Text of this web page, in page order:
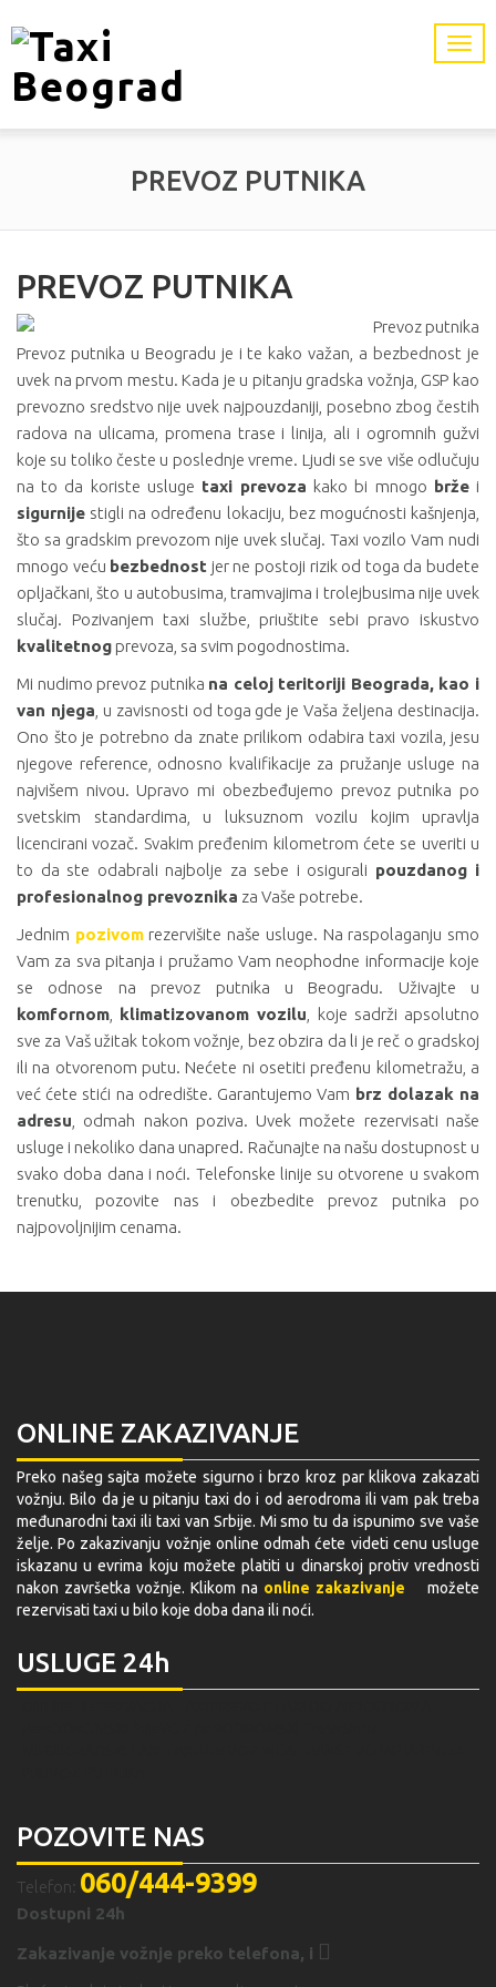
PREVOZ PUTNIKA
PREVOZ PUTNIKA
Prevoz putnika u Beogradu je i te kako važan, a bezbednost je
uvek na prvom mestu. Kada je u pitanju gradska vožnja, GSP kao
prevozno sredstvo nije uvek najpouzdaniji, posebno zbog čestih
radova na ulicama, promena trase i linija, ali i ogromnih gužvi
koje su toliko česte u poslednje vreme. Ljudi se sve više odlučuju
na to da koriste usluge taxi prevoza kako bi mnogo bržei
sigurnije stigli na određenu lokaciju, bez mogućnosti kašnjenja,
što sa gradskim prevozom nije uvek slučaj. Taxi vozilo Vam nudi
mnogo veću bezbednost jer ne postoji rizik od toga da budete
opljačkani, što u autobusima, tramvajima i trolejbusima nije uvek
slučaj. Pozivanjem taxi službe, priuštite sebi pravo iskustvo
kvalitetnog prevoza, sa svim pogodnostima.
Mi nudimo prevoz putnika na celoj teritoriji Beograda, kao i
van njega , u zavisnosti od toga gde je Vaša željena destinacija.
Ono što je potrebno da znate prilikom odabira taxi vozila, jesu
njegove reference, odnosno kvalifikacije za pružanje usluge na
najvišem nivou. Upravo mi obezbeđujemo prevoz putnika po
svetskim standardima, u luksuznom vozilu kojim upravlja
licencirani vozač. Svakim pređenim kilometrom ćete se uveriti u
to da ste odabrali najbolje za sebe i osigurali pouzdanog i
profesionalnog prevoznika za Vaše potrebe.
Jednim pozivomrezervišite naše usluge. Na raspolaganju smo
Vam za sva pitanja i pružamo Vam neophodne informacije koje
se odnose na prevoz putnika u Beogradu. Uživajte u
komfornom klimatizovanom vozilu , koje sadrži apsolutno
sve za Vaš užitak tokom vožnje, bez obzira da li je reč o gradskoj
ili na otvorenom putu. Nećete ni osetiti pređenu kilometražu, a
već ćete stići na odredište. Garantujemo Vam brz dolazak na
adresu , odmah nakon poziva. Uvek možete rezervisati naše
usluge i nekoliko dana unapred. Računajte na našu dostupnost u
svako doba dana i noći. Telefonske linije su otvorene u svakom
trenutku, pozovite nas i obezbedite prevoz putnika po
najpovoljnijim cenama.
ONLINE ZAKAZIVANJE
Preko našeg sajta možete sigurno i brzo kroz par klikova zakazati
vožnju. Bilo da je u pitanju taxi do i od aerodroma ili vam pak treba
međunarodni taxi ili taxi van Srbije. Mi smo tu da ispunimo sve vaše
želje. Po zakazivanju vožnje online odmah ćete videti cenu usluge
iskazanu u evrima koju možete platiti u dinarskoj protiv vrednosti
nakon završetka vožnje. Klikom na online zakazivanje
možete
rezervisati taxi u bilo koje doba dana ili noći.
USLUGE 24h
POZOVITE NAS
Telefon: 060/444-9399
Dostupni 24h
Zakazivanje vožnje preko telefona, i